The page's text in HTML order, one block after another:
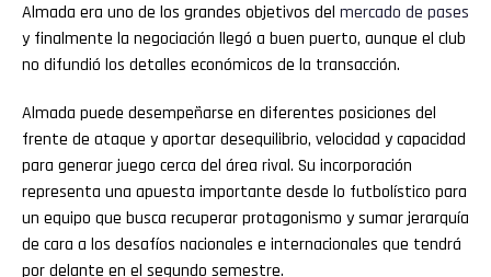
Almada era uno de los grandes objetivos del mercado de pases
y finalmente la negociación llegó a buen puerto, aunque el club
no difundió los detalles económicos de la transacción.
Almada puede desempeñarse en diferentes posiciones del
frente de ataque y aportar desequilibrio, velocidad y capacidad
para generar juego cerca del área rival. Su incorporación
representa una apuesta importante desde lo futbolístico para
un equipo que busca recuperar protagonismo y sumar jerarquía
de cara a los desafíos nacionales e internacionales que tendrá
por delante en el segundo semestre.